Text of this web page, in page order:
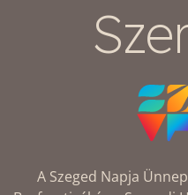
A Szeged Napja